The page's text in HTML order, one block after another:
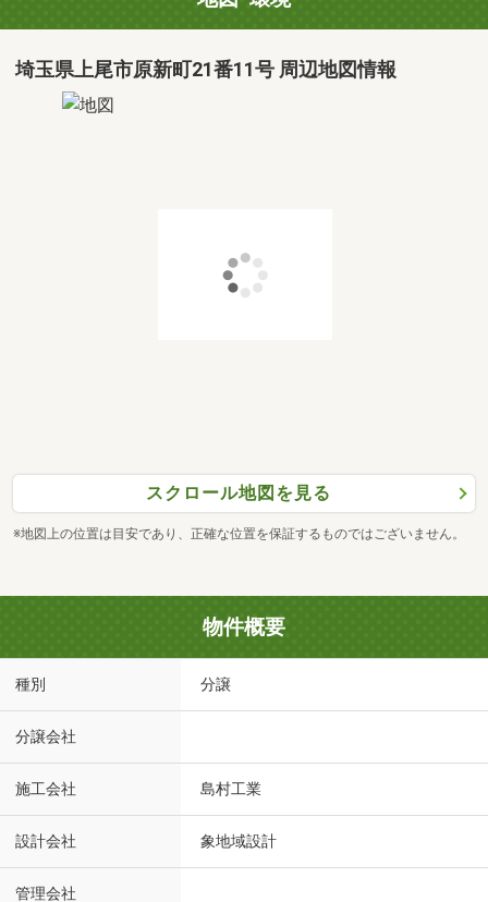
埼玉県上尾市原新町21番11号 周辺地図情報
スクロール地図を見る
※地図上の位置は目安であり、正確な位置を保証するものではございません。
物件概要
種別 分譲
分譲会社
施工会社 島村工業
設計会社 象地域設計
管理会社